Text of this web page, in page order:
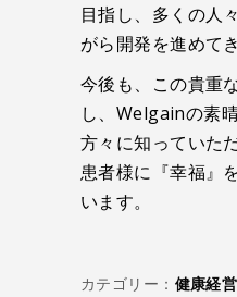
目指し、多くの人
がら開発を進めて
今後も、この貴重
し、Welgainの素
方々に知っていた
患者様に『幸福』
います。
カテゴリー： 健康経営